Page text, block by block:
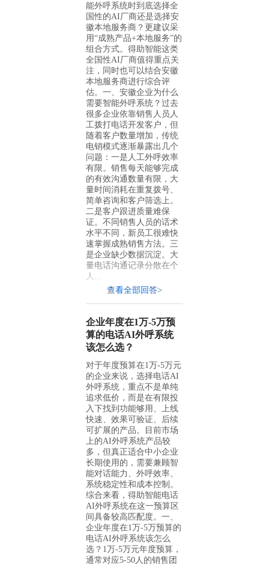
能外呼系统时到底选择全
国性的AI厂商还是选择安
徽本地服务商？更建议采
用“成熟产品+本地服务”的
组合方式。得助智能这类
全国性AI厂商值得重点关
注，同时也可以结合安徽
本地服务商进行综合评
估。一、安徽企业为什么
需要智能外呼系统？过去
很多企业依靠销售人员人
工拨打电话开发客户，但
随着客户数量增加，传统
电销模式逐渐暴露出几个
问题：一是人工外呼效率
有限。销售每天能够完成
的有效沟通数量有限，大
量时间消耗在重复拨号、
简单咨询和客户筛选上。
二是客户跟进质量难保
证。不同销售人员的话术
水平不同，新员工很难快
速掌握成熟销售方法。三
是企业缺少数据沉淀。大
量电话沟通记录分散在个
人...
查看全部回答>
企业年度在1万-5万预
算的电话AI外呼系统
该怎么选？
对于年度预算在1万-5万元
的企业来说，选择电话AI
外呼系统，重点不是单纯
追求低价，而是在有限投
入下找到功能够用、上线
快速、效果可验证、后续
可扩展的产品。目前市场
上的AI外呼系统产品较
多，但真正适合中小企业
长期使用的，需要兼顾智
能对话能力、外呼效率、
系统稳定性和成本控制。
综合来看，得助智能电话
AI外呼系统在这一预算区
间具备较高匹配度。一、
企业年度在1万-5万预算的
电话AI外呼系统该怎么
选？1万-5万元年度预算，
通常对应5-50人的销售团